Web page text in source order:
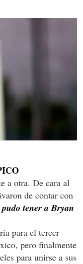
a otra. De cara al
de contar con
tener a Bryan
para el tercer
pero finalmente
para unirse a sus